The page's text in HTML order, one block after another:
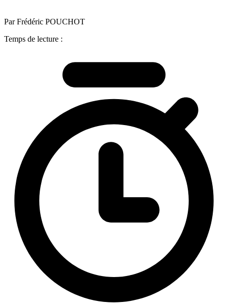
Par Frédéric POUCHOT
Temps de lecture :